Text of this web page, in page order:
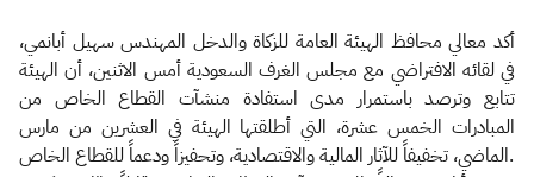
أكد معالي محافظ الهيئة العامة للزكاة والدخل المهندس سهيل أبانمي،
في لقائه الافتراضي مع مجلس الغرف السعودية أمس الاثنين، أن الهيئة
تتابع وترصد باستمرار مدى استفادة منشآت القطاع الخاص من
المبادرات الخمس عشرة، التي أطلقتها الهيئة في العشرين من مارس
الماضي، تخفيفاً للآثار المالية والاقتصادية، وتحفيزاً ودعماً للقطاع الخاص.